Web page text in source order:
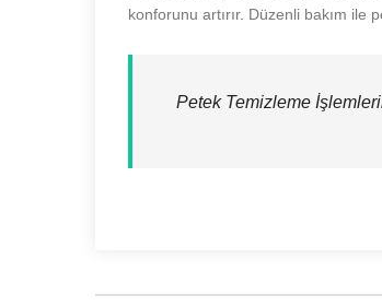
konforunu artırır. Düzenli bakım ile
Petek Temizleme